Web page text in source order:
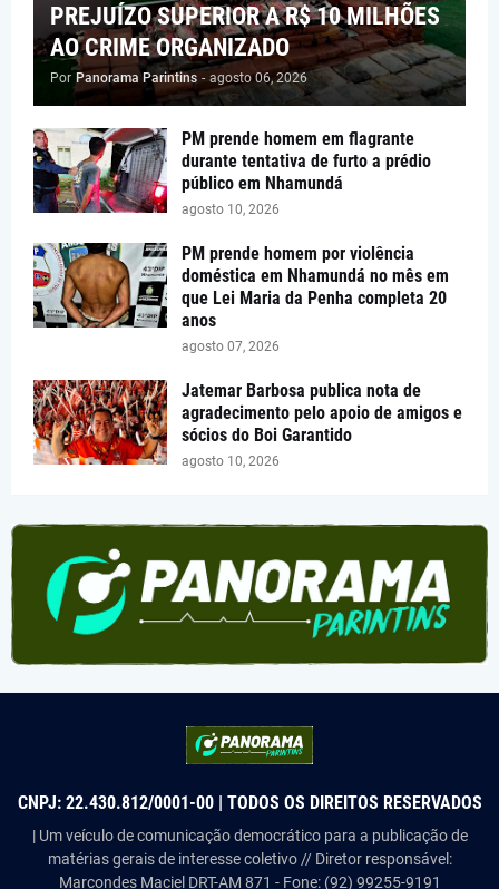
PREJUÍZO SUPERIOR A R$ 10 MILHÕES
AO CRIME ORGANIZADO
Por Panorama Parintins - agosto 06, 2026
PM prende homem em flagrante
durante tentativa de furto a prédio
público em Nhamundá
agosto 10, 2026
PM prende homem por violência
doméstica em Nhamundá no mês em
que Lei Maria da Penha completa 20
anos
agosto 07, 2026
Jatemar Barbosa publica nota de
agradecimento pelo apoio de amigos e
sócios do Boi Garantido
agosto 10, 2026
CNPJ: 22.430.812/0001-00 | TODOS OS DIREITOS RESERVADOS
| Um veículo de comunicação democrático para a publicação de
matérias gerais de interesse coletivo // Diretor responsável:
Marcondes Maciel DRT-AM 871 - Fone: (92) 99255-9191